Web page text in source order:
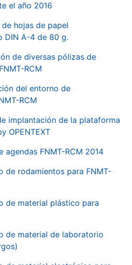
el año 2016
hojas de papel
DIN A-4 de 80 g.
de diversas pólizas de
RCM
del entorno de
RCM
implantación de la plataforma
OPENTEXT
agendas FNMT-RCM 2014
de rodamientos para FNMT-
de material plástico para
de material de laboratorio